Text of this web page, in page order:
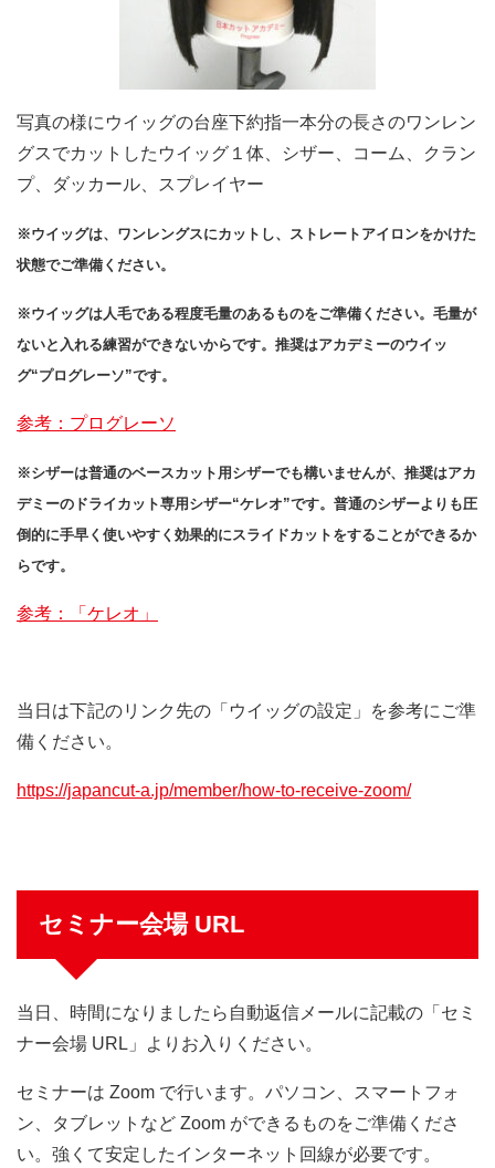
写真の様にウイッグの台座下約指一本分の長さのワンレン
グスでカットしたウイッグ１体、シザー、コーム、クラン
プ、ダッカール、スプレイヤー
※ウイッグは、ワンレングスにカットし、ストレートアイロンをかけた
状態でご準備ください。
※ウイッグは人毛である程度毛量のあるものをご準備ください。毛量が
ないと入れる練習ができないからです。推奨はアカデミーのウイッ
グ“プログレーソ”です。
参考：プログレーソ
※シザーは普通のベースカット用シザーでも構いませんが、推奨はアカ
デミーのドライカット専用シザー“ケレオ”です。普通のシザーよりも圧
倒的に手早く使いやすく効果的にスライドカットをすることができるか
らです。
参考：「ケレオ」
当日は下記のリンク先の「ウイッグの設定」を参考にご準
備ください。
https://japancut-a.jp/member/how-to-receive-zoom/
セミナー会場 URL
当日、時間になりましたら自動返信メールに記載の「セミ
ナー会場 URL」よりお入りください。
セミナーは Zoom で行います。パソコン、スマートフォ
ン、タブレットなど Zoom ができるものをご準備くださ
い。強くて安定したインターネット回線が必要です。